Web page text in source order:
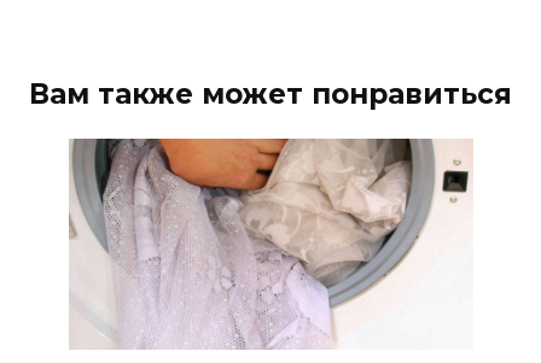
Вам также может понравиться